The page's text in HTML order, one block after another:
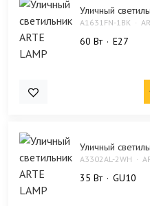
Уличный
A1631FN-1BK
60 Bт E27
Уличный
A3302AL-2WH
35 Bт GU10